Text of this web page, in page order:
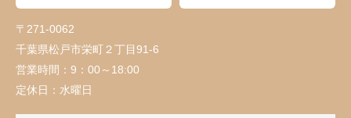
〒271-0062
千葉県松戸市栄町２丁目91-6
営業時間： 9：00～18:00
定休日： 水曜日